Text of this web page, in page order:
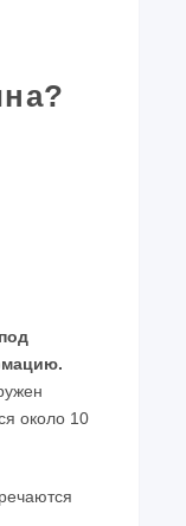
около 10